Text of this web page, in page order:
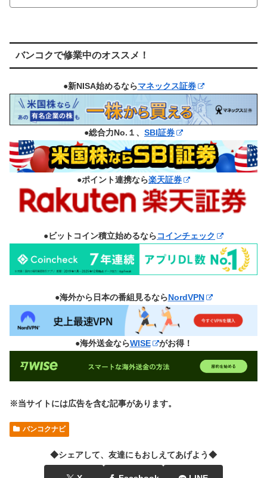
バンコクで修業中のオススメ！
●新NISA始めるならマネックス証券
●総合力No.１、 SBI証券
●ポイント連携なら楽天証券
●ビットコイン積立始めるならコインチェック
●海外から日本の番組見るならNordVPN
●海外送金ならWISE がお得！
※当サイトには広告を含む記事があります。
バンコクナビ
◆シェアして、友達にもおしえてあげよう◆